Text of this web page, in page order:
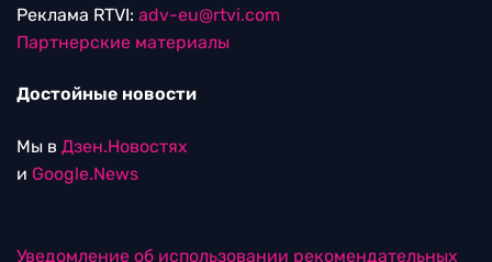
Реклама RTVI: adv-eu@rtvi.com
Партнерские материалы
Достойные новости
Мы в Дзен.Новостях
и Google.News
Уведомление об использовании рекомендательных